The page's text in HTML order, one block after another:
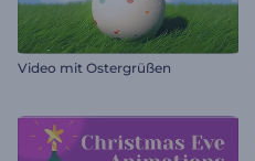
Video mit Ostergrüßen